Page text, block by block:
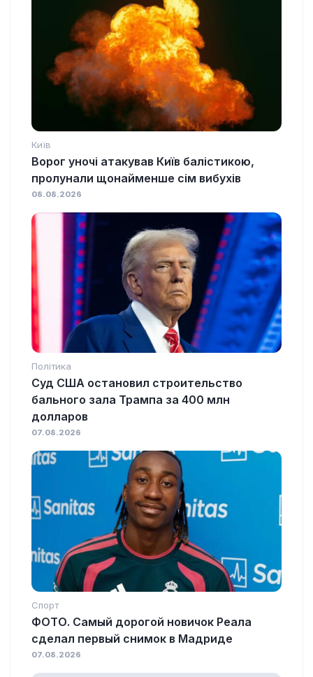
Київ
Ворог уночі атакував Київ балістикою,
пролунали щонайменше сім вибухів
08.08.2026
Політика
Суд США остановил строительство
бального зала Трампа за 400 млн
долларов
07.08.2026
Спорт
ФОТО. Самый дорогой новичок Реала
сделал первый снимок в Мадриде
07.08.2026